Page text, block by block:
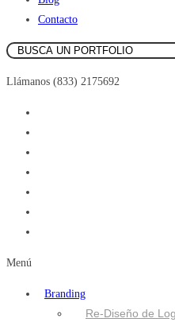
Contacto
Llámanos (833) 2175692
Menú
Branding
Re-Diseño de